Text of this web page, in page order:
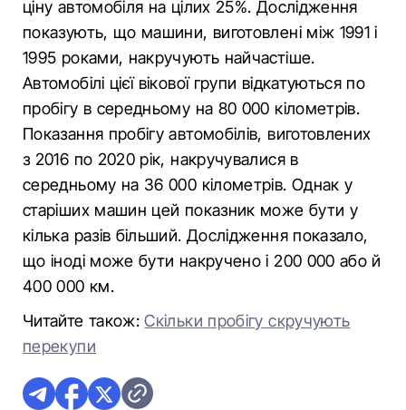
ціну автомобіля на цілих 25%. Дослідження
показують, що машини, виготовлені між 1991 і
1995 роками, накручують найчастіше.
Автомобілі цієї вікової групи вiдкатуються по
пробігу в середньому на 80 000 кілометрів.
Показання пробігу автомобілів, виготовлених
з 2016 по 2020 рік, накручувалися в
середньому на 36 000 кілометрів. Однак у
старіших машин цей показник може бути у
кілька разів більший. Дослідження показало,
що іноді може бути накручено і 200 000 або й
400 000 км.
Читайте також:Скільки пробігу скручують
перекупи